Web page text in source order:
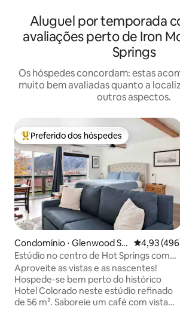
Aluguel por temporada
avaliações perto de Iron
Springs
Os hóspedes concordam: estas
muito bem avaliadas quanto a
outros aspectos.
Entre os melhores preferidos dos
Preferido dos hóspedes
Condomínio ⋅ Glenwood Sp
rings
4,93 de
4,93
Estúdio no centro de Hot Springs com
vista e garagem
Aproveite as vistas e as nascentes!
Hospede-se bem perto do histórico
Hotel Colorado neste estúdio refinado
de 56 m². Saboreie um café com vista